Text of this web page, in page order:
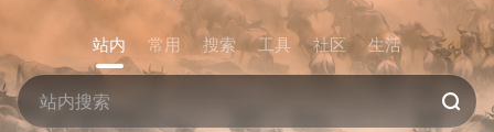
站内 常用 搜索 工具 社区 生活